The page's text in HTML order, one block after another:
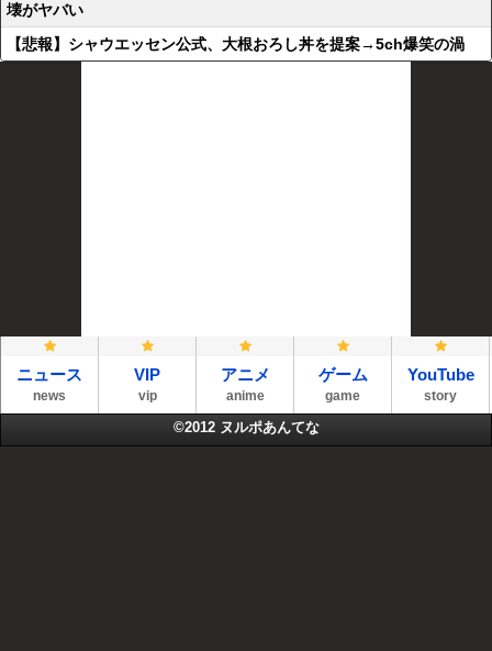
壊がヤバい
【悲報】シャウエッセン公式、大根おろし丼を提案→5ch爆笑の渦
ニュース
news
VIP
vip
アニメ
anime
ゲーム
game
YouTube
story
©2012 ヌルポあんてな